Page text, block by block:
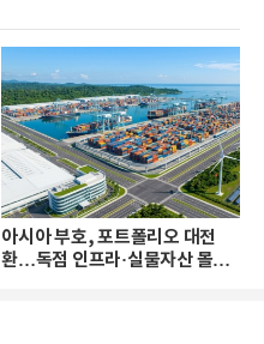
아시아 부호, 포트폴리오 대전
환…독점 인프라·실물자산 몰린